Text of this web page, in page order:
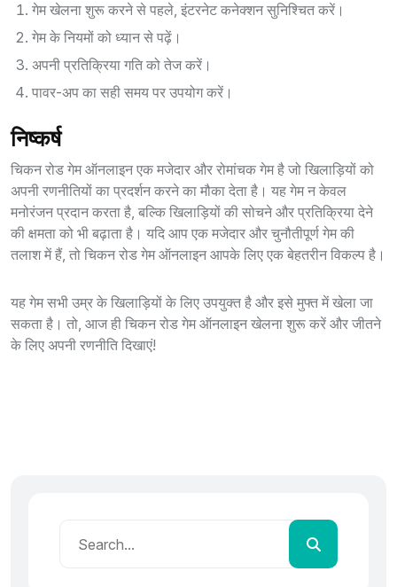
गेम खेलना शुरू करने से पहले, इंटरनेट कनेक्शन सुनिश्चित करें।
गेम के नियमों को ध्यान से पढ़ें।
अपनी प्रतिक्रिया गति को तेज करें।
पावर-अप का सही समय पर उपयोग करें।
निष्कर्ष
चिकन रोड गेम ऑनलाइन एक मजेदार और रोमांचक गेम है जो खिलाड़ियों को
अपनी रणनीतियों का प्रदर्शन करने का मौका देता है। यह गेम न केवल
मनोरंजन प्रदान करता है, बल्कि खिलाड़ियों की सोचने और प्रतिक्रिया देने
की क्षमता को भी बढ़ाता है। यदि आप एक मजेदार और चुनौतीपूर्ण गेम की
तलाश में हैं, तो चिकन रोड गेम ऑनलाइन आपके लिए एक बेहतरीन विकल्प है।
यह गेम सभी उम्र के खिलाड़ियों के लिए उपयुक्त है और इसे मुफ्त में खेला जा
सकता है। तो, आज ही चिकन रोड गेम ऑनलाइन खेलना शुरू करें और जीतने
के लिए अपनी रणनीति दिखाएं!